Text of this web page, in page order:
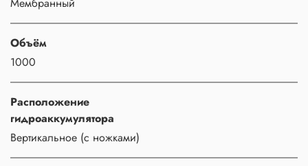
Объём
1000
Расположение
гидроаккумулятора
Вертикальное (с ножками)